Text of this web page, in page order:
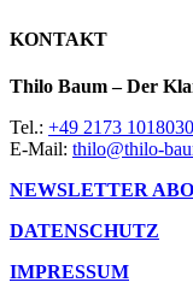
KONTAKT
Thilo Baum – Der
Tel.: +49 2173 1018030
E-Mail: thilo@thilo-
NEWSLETTER
DATENSCHUTZ
IMPRESSUM